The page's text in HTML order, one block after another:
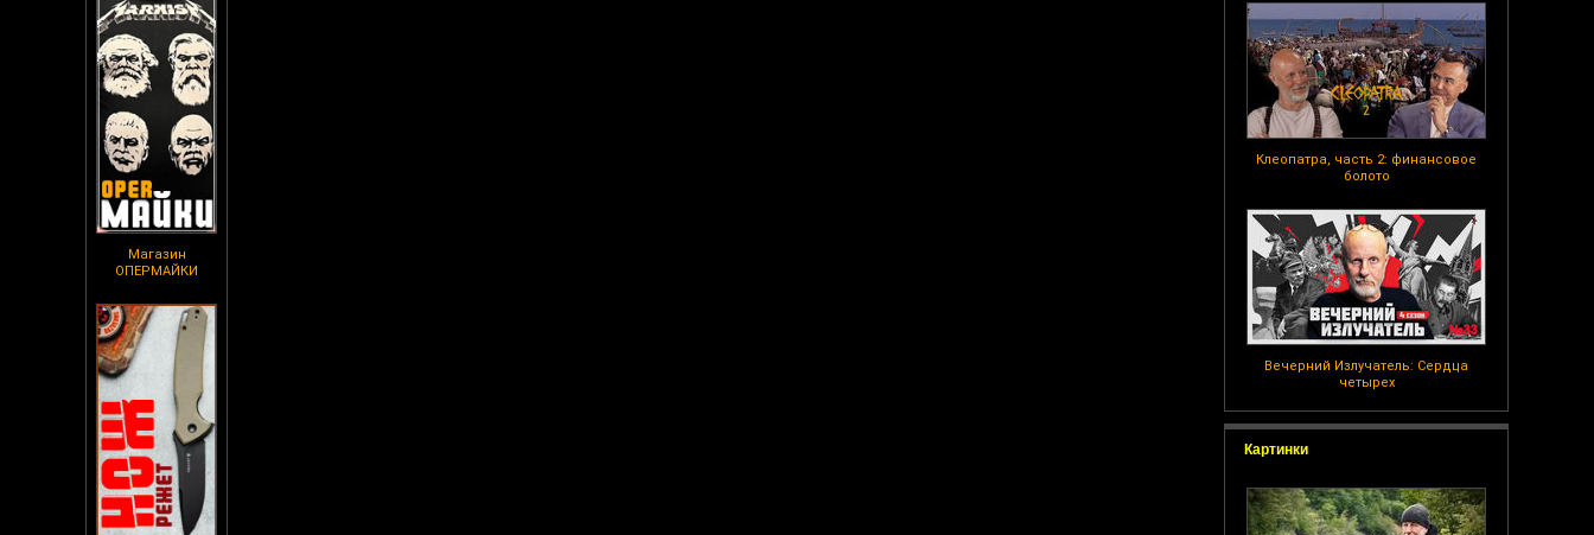
Магазин
ОПЕРМАЙКИ
Клеопатра, часть 2: финансовое
болото
Вечерний Излучатель: Сердца
четырех
Картинки